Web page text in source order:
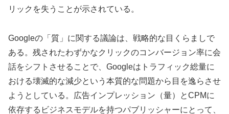
リックを失うことが示されている。
Googleの「質」に関する議論は、戦略的な目くらましで
ある。残されたわずかなクリックのコンバージョン率に会
話をシフトさせることで、Googleはトラフィック総量に
おける壊滅的な減少という本質的な問題から目を逸らさせ
ようとしている。広告インプレッション（量）とCPMに
依存するビジネスモデルを持つパブリッシャーにとって、